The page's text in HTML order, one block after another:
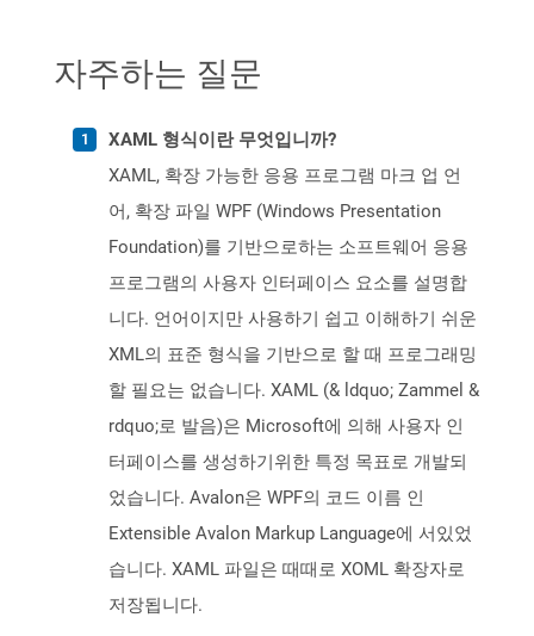
자주하는 질문
XAML 형식이란 무엇입니까?
XAML, 확장 가능한 응용 프로그램 마크 업 언
어, 확장 파일 WPF (Windows Presentation
Foundation)를 기반으로하는 소프트웨어 응용
프로그램의 사용자 인터페이스 요소를 설명합
니다. 언어이지만 사용하기 쉽고 이해하기 쉬운
XML의 표준 형식을 기반으로 할 때 프로그래밍
할 필요는 없습니다. XAML (& ldquo; Zammel &
rdquo;로 발음)은 Microsoft에 의해 사용자 인
터페이스를 생성하기위한 특정 목표로 개발되
었습니다. Avalon은 WPF의 코드 이름 인
Extensible Avalon Markup Language에 서있었
습니다. XAML 파일은 때때로 XOML 확장자로
저장됩니다.